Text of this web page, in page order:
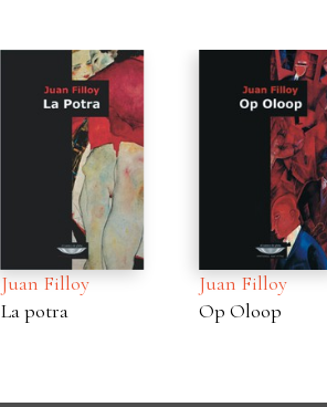
Juan Filloy
La potra
Juan Filloy
Op Oloop